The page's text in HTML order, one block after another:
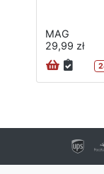
MAG
29,99 zł